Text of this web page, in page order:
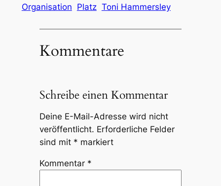
Organisation Platz Toni Hammersley
Kommentare
Schreibe einen Kommentar
Deine E-Mail-Adresse wird nicht
veröffentlicht. Erforderliche Felder
sind mit * markiert
Kommentar *